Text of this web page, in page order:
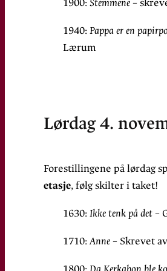
1900:Stemmene–
1940:Pappa er en
Lærum
Lørdag 4.
Forestillingene på lørdag
etasje, følg skilter i taket!
1630:Ikke tenk på det–
1710:Anne– Skrevet